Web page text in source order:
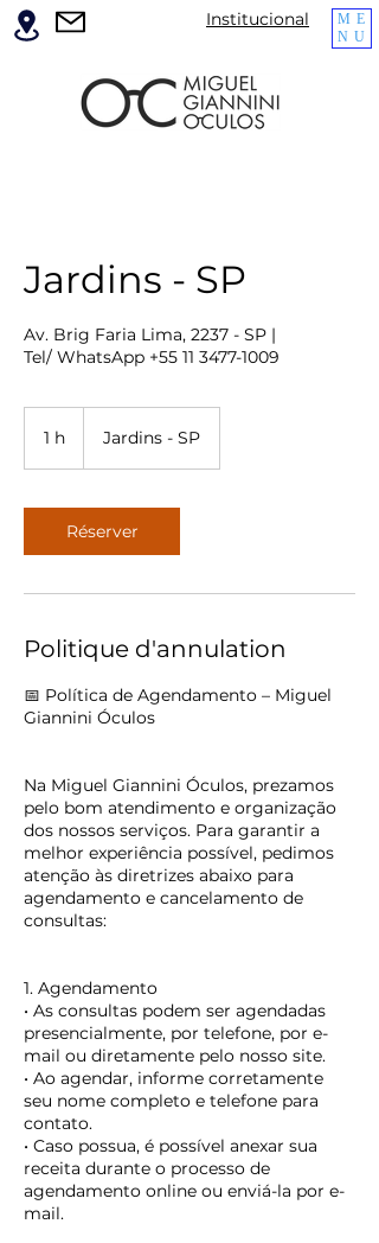
ME
NU
Institucional
Jardins - SP
Av. Brig Faria Lima, 2237 - SP |
Tel/ WhatsApp +55 11 3477-1009
1 h Jardins - SP
Réserver
Politique d'annulation
📅 Política de Agendamento – Miguel
Giannini Óculos
Na Miguel Giannini Óculos, prezamos
pelo bom atendimento e organização
dos nossos serviços. Para garantir a
melhor experiência possível, pedimos
atenção às diretrizes abaixo para
agendamento e cancelamento de
consultas:
1. Agendamento
• As consultas podem ser agendadas
presencialmente, por telefone, por e-
mail ou diretamente pelo nosso site.
• Ao agendar, informe corretamente
seu nome completo e telefone para
contato.
• Caso possua, é possível anexar sua
receita durante o processo de
agendamento online ou enviá-la por e-
mail.